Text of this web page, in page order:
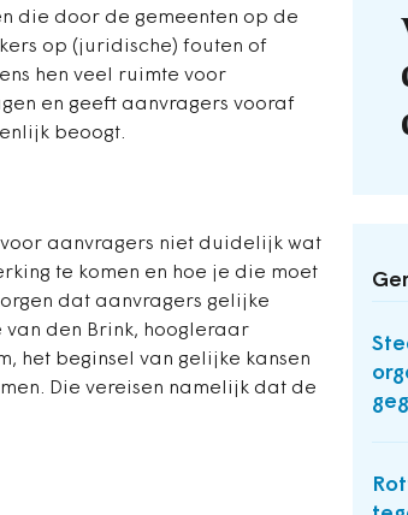
die door de gemeenten op de
op (juridische) fouten of
hen veel ruimte voor
en geeft aanvragers vooraf
beoogt.
aanvragers niet duidelijk wat
te komen en hoe je die moet
dat aanvragers gelijke
van den Brink, hoogleraar
het beginsel van gelijke kansen
Die vereisen namelijk dat de